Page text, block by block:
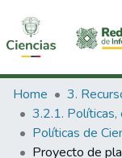
Communities &
All of DSpace
Home